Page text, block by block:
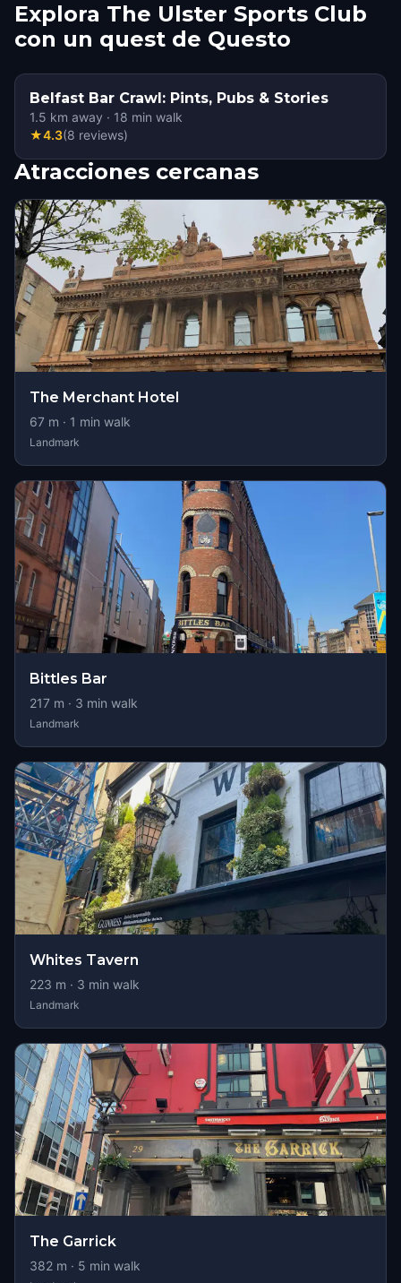
Explora The Ulster Sports Club
con un quest de Questo
Belfast Bar Crawl: Pints, Pubs & Stories
1.5 km away · 18 min walk
★4.3(8 reviews)
Atracciones cercanas
The Merchant Hotel
67 m · 1 min walk
Landmark
Bittles Bar
217 m · 3 min walk
Landmark
Whites Tavern
223 m · 3 min walk
Landmark
The Garrick
382 m · 5 min walk